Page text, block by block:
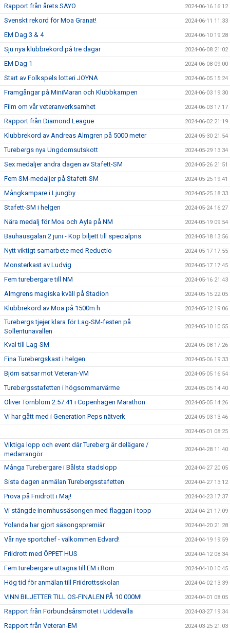
Rapport från årets SAYO 2024-06-16 16:12
Svenskt rekord för Moa Granat! 2024-06-11 11:33
EM Dag 3 & 4 2024-06-10 19:28
Sju nya klubbrekord på tre dagar 2024-06-08 21:02
EM Dag 1 2024-06-08 09:00
Start av Folkspels lotteri JOYNA 2024-06-05 15:24
Framgångar på MiniMaran och Klubbkampen 2024-06-03 19:30
Film om vår veteranverksamhet 2024-06-03 17:17
Rapport från Diamond League 2024-06-02 21:19
Klubbrekord av Andreas Almgren på 5000 meter 2024-05-30 21:54
Turebergs nya Ungdomsutskott 2024-05-29 13:34
Sex medaljer andra dagen av Stafett-SM 2024-05-26 21:51
Fem SM-medaljer på Stafett-SM 2024-05-25 19:41
Mångkampare i Ljungby 2024-05-25 18:33
Stafett-SM i helgen 2024-05-24 16:27
Nära medalj för Moa och Ayla på NM 2024-05-19 09:54
Bauhausgalan 2 juni - Köp biljett till specialpris 2024-05-18 13:56
Nytt viktigt samarbete med Reductio 2024-05-17 17:55
Monsterkast av Ludvig 2024-05-17 17:45
Fem turebergare till NM 2024-05-16 21:43
Almgrens magiska kväll på Stadion 2024-05-15 22:05
Klubbrekord av Moa på 1500m h 2024-05-12 19:06
Turebergs tjejer klara för Lag-SM-festen på
Sollentunavallen
2024-05-10 10:55
Kval till Lag-SM 2024-05-08 17:26
Fina Turebergskast i helgen 2024-05-06 19:33
Björn satsar mot Veteran-VM 2024-05-05 16:54
Turebergsstafetten i högsommarvärme 2024-05-05 14:40
Oliver Törnblom 2:57:41 i Copenhagen Marathon 2024-05-05 14:26
Vi har gått med i Generation Peps nätverk 2024-05-03 13:46
2024-05-01 08:25
Viktiga lopp och event där Tureberg är delägare /
medarrangör
2024-04-28 11:40
Många Turebergare i Bålsta stadslopp 2024-04-27 20:05
Sista dagen anmälan Turebergsstafetten 2024-04-27 13:12
Prova på Friidrott i Maj! 2024-04-23 17:37
Vi stängde inomhussäsongen med flaggan i topp 2024-04-21 17:09
Yolanda har gjort säsongspremiär 2024-04-20 21:28
Vår nye sportchef - välkommen Edvard! 2024-04-19 19:59
Friidrott med ÖPPET HUS 2024-04-12 08:34
Fem turebergare uttagna till EM i Rom 2024-04-10 10:45
Hög tid för anmälan till Friidrottsskolan 2024-04-02 13:39
VINN BILJETTER TILL OS-FINALEN PÅ 10 000M! 2024-04-01 08:05
Rapport från Förbundsårsmötet i Uddevalla 2024-03-27 19:34
Rapport från Veteran-EM 2024-03-25 21:03